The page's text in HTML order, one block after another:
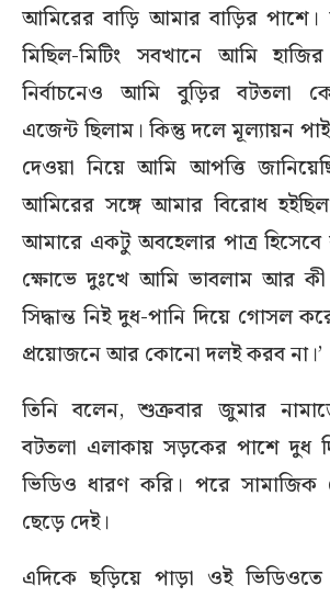
আমিরের বাড়ি আমার বাড়ির
মিছিল-মিটিং সবখানে আমি
নির্বাচনেও আমি বুড়ির বটতলা
এজেন্ট ছিলাম। কিন্তু দলে মূল্যায়ন
দেওয়া নিয়ে আমি আপত্তি
আমিরের সঙ্গে আমার বিরোধ
আমারে একটু অবহেলার পাত্র হিসেবে
ক্ষোভে দুঃখে আমি ভাবলাম আর
সিদ্ধান্ত নিই দুধ-পানি দিয়ে গোসল
প্রয়োজনে আর কোনো দলই করব না।’
তিনি বলেন, শুক্রবার জুমার
বটতলা এলাকায় সড়কের পাশে দুধ
ভিডিও ধারণ করি। পরে সামাজিক
ছেড়ে দেই।
এদিকে ছড়িয়ে পাড়া ওই ভিডিওতে